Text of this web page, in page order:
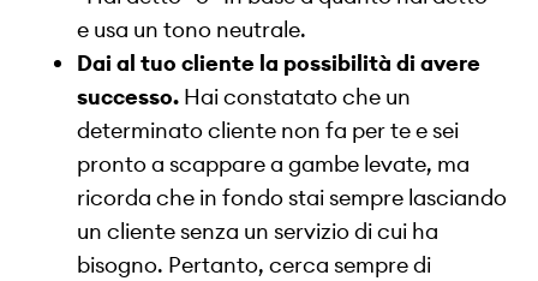
e usa un tono neutrale.
Dai al tuo cliente la possibilità di avere
successo. Hai constatato che un
determinato cliente non fa per te e sei
pronto a scappare a gambe levate, ma
ricorda che in fondo stai sempre lasciando
un cliente senza un servizio di cui ha
bisogno. Pertanto, cerca sempre di